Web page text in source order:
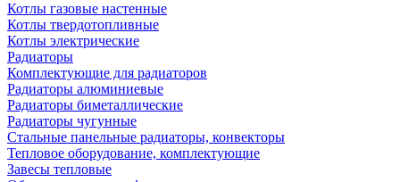
Котлы газовые настенные
Котлы твердотопливные
Котлы электрические
Радиаторы
Комплектующие для радиаторов
Радиаторы алюминиевые
Радиаторы биметаллические
Радиаторы чугунные
Стальные панельные радиаторы, конвекторы
Тепловое оборудование, комплектующие
Завесы тепловые